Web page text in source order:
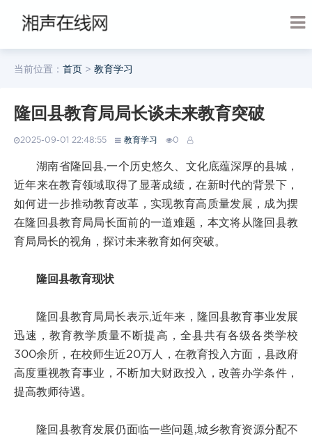
当前位置： 首页 > 教育学习
隆回县教育局局长谈未来教育突破
2025-09-01 22:48:55 教育学习 0
湖南省隆回县,一个历史悠久、文化底蕴深厚的县城，
近年来在教育领域取得了显著成绩，在新时代的背景下，
如何进一步推动教育改革，实现教育高质量发展，成为摆
在隆回县教育局局长面前的一道难题，本文将从隆回县教
育局局长的视角，探讨未来教育如何突破。
隆回县教育现状
隆回县教育局局长表示,近年来，隆回县教育事业发展
迅速，教育教学质量不断提高，全县共有各级各类学校
300余所，在校师生近20万人，在教育投入方面，县政府
高度重视教育事业，不断加大财政投入，改善办学条件，
提高教师待遇。
隆回县教育发展仍面临一些问题,城乡教育资源分配不